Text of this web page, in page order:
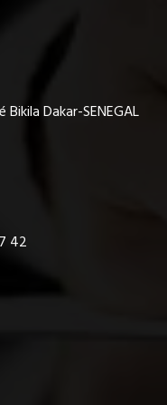
Dakar-SENEGAL
42